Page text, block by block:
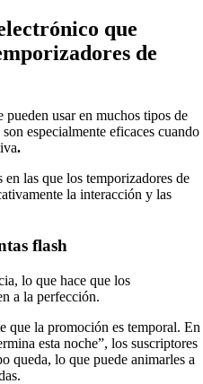
que
de
pueden usar en muchos tipos de
especialmente eficaces cuando
.
las que los temporizadores de
la interacción y las
flash
lo que hace que los
a la perfección.
que la promoción es temporal. En
esta noche”, los suscriptores
queda, lo que puede animarles a